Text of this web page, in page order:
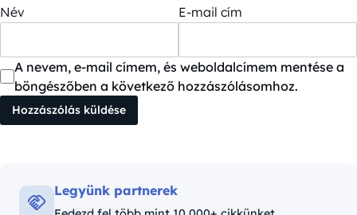
Név
E-mail cím
A nevem, e-mail címem, és weboldalcímem mentése a
böngészőben a következő hozzászólásomhoz.
Legyünk partnerek